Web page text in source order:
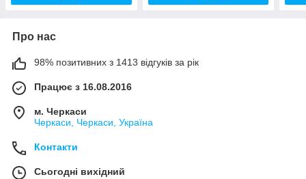
Про нас
98% позитивних з 1413 відгуків за рік
Працює з 16.08.2016
м. Черкаси
Черкаси, Черкаси, Україна
Контакти
Сьогодні вихідний